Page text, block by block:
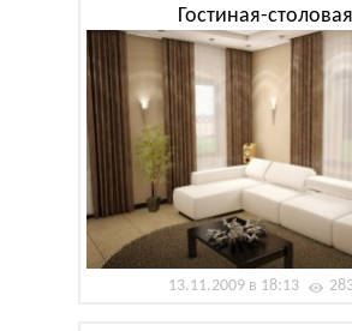
Гостиная-
13.11.2009 в 18:13